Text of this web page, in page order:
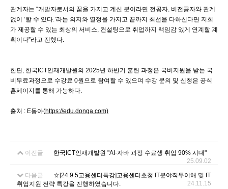
관계자는 “개발자로서의 꿈을 가지고 계신 분이라면 전공자, 비전공자와 관계
없이 ‘할 수 있다.’라는 의지와 열정을 가지고 끝까지 최선을 다하신다면 저희
가 제공할 수 있는 최상의 서비스, 컨설팅으로 취업까지 책임감 있게 연계할 계
획이다”라고 전했다.
한편, 한국ICT인재개발원의 2025년 하반기 훈련 과정은 국비지원을 받는 국
비무료과정으로 수강료 0원으로 참여할 수 있으며 수강 문의 및 신청은 공식
홈페이지를 통해 가능하다.
출처 : E동아(https://edu.donga.com)
이전글
한국ICT인재개발원 "AI·자바 과정 수료생 취업 90% 시대"
25.09.02
다음글
☆[24.9.5고용센터특강]고용센터초청 IT분야직무이해 및 IT
취업지원 전략 특강을 진행하였습니다.
24.11.15